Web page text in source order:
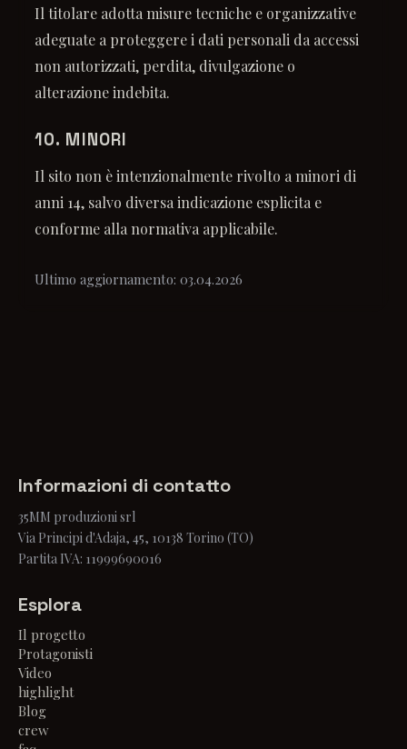
Il titolare adotta misure tecniche e organizzative
adeguate a proteggere i dati personali da accessi
non autorizzati, perdita, divulgazione o
alterazione indebita.
10. MINORI
Il sito non è intenzionalmente rivolto a minori di
anni 14, salvo diversa indicazione esplicita e
conforme alla normativa applicabile.
Ultimo aggiornamento: 03.04.2026
Informazioni di contatto
35MM produzioni srl
Via Principi d'Adaja, 45, 10138 Torino (TO)
Partita IVA: 11999690016
Esplora
Il progetto
Protagonisti
Video
highlight
Blog
crew